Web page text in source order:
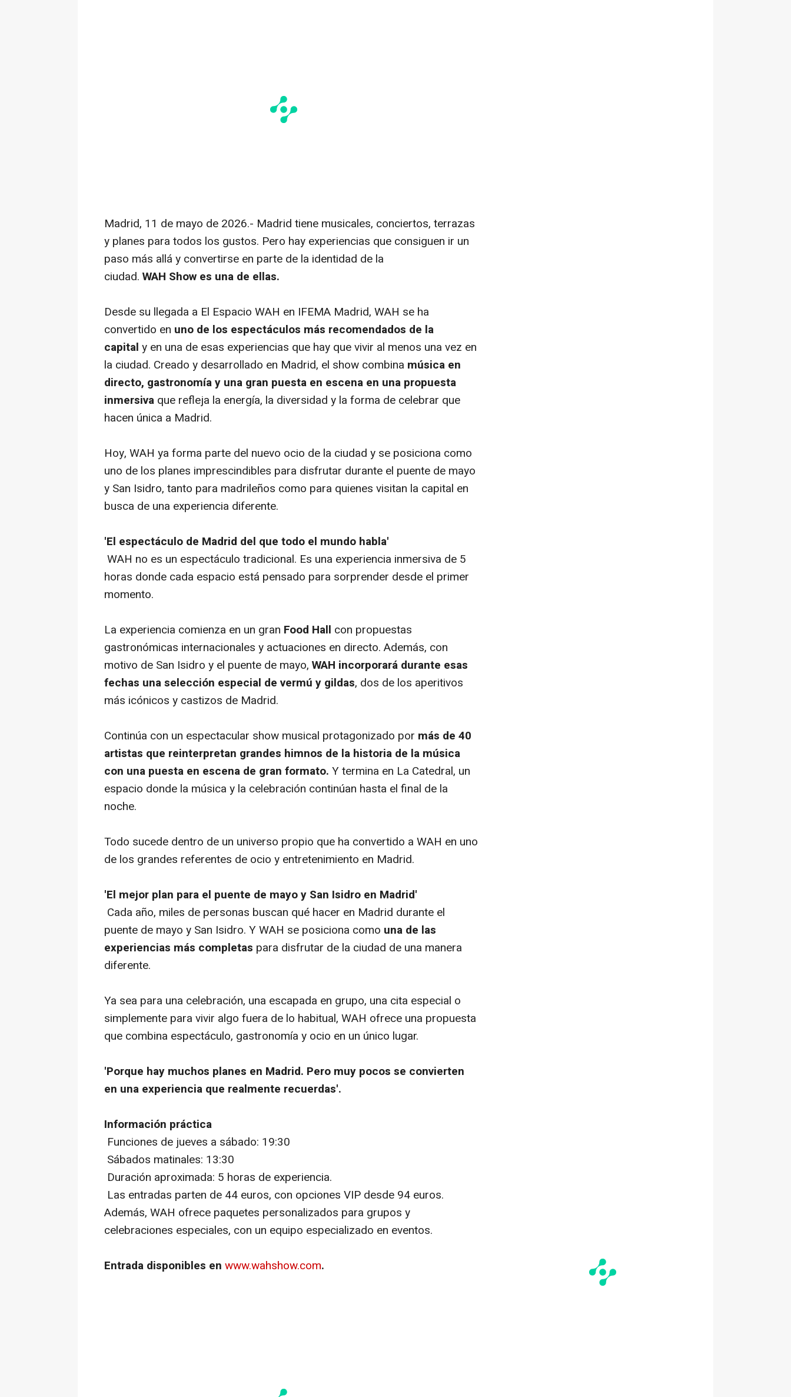
Madrid, 11 de mayo de 2026.- Madrid tiene musicales, conciertos, terrazas
y planes para todos los gustos. Pero hay experiencias que consiguen ir un
paso más allá y convertirse en parte de la identidad de la
ciudad. WAH Show es una de ellas.
Desde su llegada a El Espacio WAH en IFEMA Madrid, WAH se ha
convertido en uno de los espectáculos más recomendados de la
capital y en una de esas experiencias que hay que vivir al menos una vez en
la ciudad. Creado y desarrollado en Madrid, el show combina música en
directo, gastronomía y una gran puesta en escena en una propuesta
inmersiva que refleja la energía, la diversidad y la forma de celebrar que
hacen única a Madrid.
Hoy, WAH ya forma parte del nuevo ocio de la ciudad y se posiciona como
uno de los planes imprescindibles para disfrutar durante el puente de mayo
y San Isidro, tanto para madrileños como para quienes visitan la capital en
busca de una experiencia diferente.
'El espectáculo de Madrid del que todo el mundo habla'
WAH no es un espectáculo tradicional. Es una experiencia inmersiva de 5
horas donde cada espacio está pensado para sorprender desde el primer
momento.
La experiencia comienza en un gran Food Hall con propuestas
gastronómicas internacionales y actuaciones en directo. Además, con
motivo de San Isidro y el puente de mayo, WAH incorporará durante esas
fechas una selección especial de vermú y gildas, dos de los aperitivos
más icónicos y castizos de Madrid.
Continúa con un espectacular show musical protagonizado por más de 40
artistas que reinterpretan grandes himnos de la historia de la música
con una puesta en escena de gran formato. Y termina en La Catedral, un
espacio donde la música y la celebración continúan hasta el final de la
noche.
Todo sucede dentro de un universo propio que ha convertido a WAH en uno
de los grandes referentes de ocio y entretenimiento en Madrid.
'El mejor plan para el puente de mayo y San Isidro en Madrid'
Cada año, miles de personas buscan qué hacer en Madrid durante el
puente de mayo y San Isidro. Y WAH se posiciona como una de las
experiencias más completas para disfrutar de la ciudad de una manera
diferente.
Ya sea para una celebración, una escapada en grupo, una cita especial o
simplemente para vivir algo fuera de lo habitual, WAH ofrece una propuesta
que combina espectáculo, gastronomía y ocio en un único lugar.
'Porque hay muchos planes en Madrid. Pero muy pocos se convierten
en una experiencia que realmente recuerdas'.
Información práctica
Funciones de jueves a sábado: 19:30
Sábados matinales: 13:30
Duración aproximada: 5 horas de experiencia.
Las entradas parten de 44 euros, con opciones VIP desde 94 euros.
Además, WAH ofrece paquetes personalizados para grupos y
celebraciones especiales, con un equipo especializado en eventos.
Entrada disponibles en www.wahshow.com.